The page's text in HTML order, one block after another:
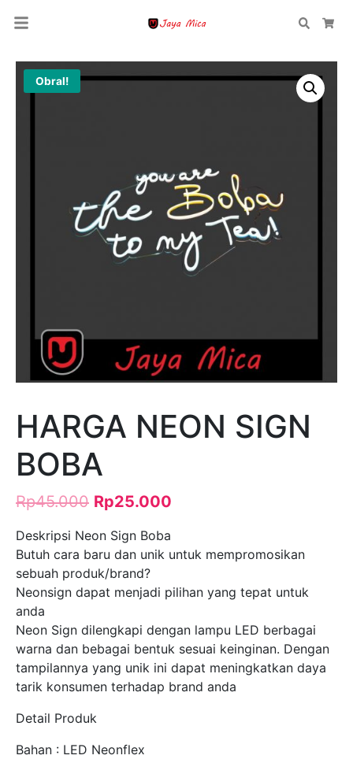
Search
Obral!
HARGA NEON SIGN
BOBA
Rp45.000 Rp25.000
Deskripsi Neon Sign Boba
Butuh cara baru dan unik untuk mempromosikan
sebuah produk/brand?
Neonsign dapat menjadi pilihan yang tepat untuk
anda
Neon Sign dilengkapi dengan lampu LED berbagai
warna dan bebagai bentuk sesuai keinginan. Dengan
tampilannya yang unik ini dapat meningkatkan daya
tarik konsumen terhadap brand anda
Detail Produk
Bahan : LED Neonflex